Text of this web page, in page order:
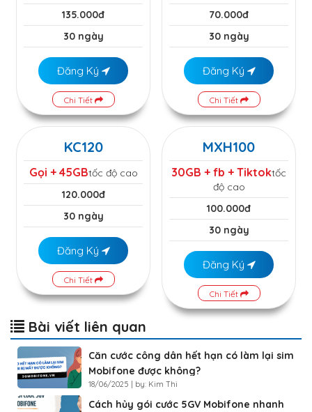
135.000đ
30 ngày
Đăng Ký
Chi Tiết
70.000đ
30 ngày
Đăng Ký
Chi Tiết
KC120
Gọi + 45GBtốc độ cao
120.000đ
30 ngày
Đăng Ký
Chi Tiết
MXH100
30GB + fb + Tiktoktốc
độ cao
100.000đ
30 ngày
Đăng Ký
Chi Tiết
Bài viết liên quan
Căn cước công dân hết hạn có làm lại sim
Mobifone được không?
18/06/2025 | by: Kim Thi
Cách hủy gói cước 5GV Mobifone nhanh